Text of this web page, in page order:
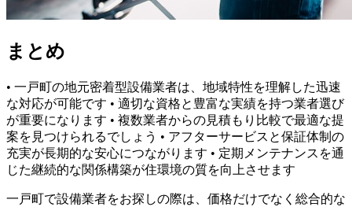
まとめ
• 一戸町の地元密着型設備業者は、地域特性を理解した迅速
な対応が可能です • 適切な資格と豊富な実績を持つ業者選び
が重要になります • 複数業者からの見積もり比較で最適な提
案を見つけられるでしょう • アフターサービスと保証体制の
充実が長期的な安心につながります • 定期メンテナンスを通
じた継続的な関係構築が住環境の質を向上させます
一戸町で設備業者をお探しの際は、価格だけでなく総合的な